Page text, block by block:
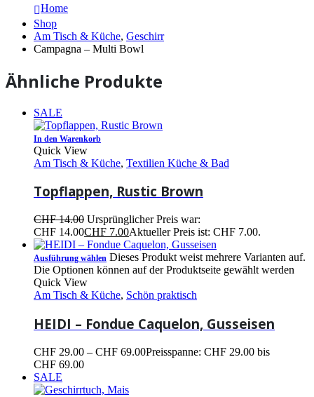
Home
Shop
Am Tisch & Küche, Geschirr
Campagna – Multi Bowl
Ähnliche Produkte
SALE
In den Warenkorb
Quick View
Am Tisch & Küche, Textilien Küche & Bad
Topflappen, Rustic Brown
CHF14.00 Ursprünglicher Preis war:
CHF 14.00CHF 7.00Aktueller Preis ist: CHF 7.00.
Ausführung wählen Dieses Produkt weist mehrere Varianten auf.
Die Optionen können auf der Produktseite gewählt werden
Quick View
Am Tisch & Küche, Schön praktisch
HEIDI – Fondue Caquelon, Gusseisen
CHF 29.00 – CHF 69.00Preisspanne: CHF 29.00 bis
CHF 69.00
SALE